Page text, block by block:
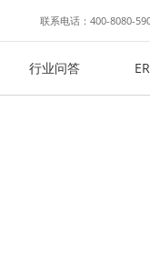
联系电话：400-8080-
行业问答